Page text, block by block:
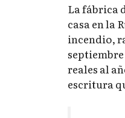
La fábrica
casa en la
incendio,
reales al
escritura